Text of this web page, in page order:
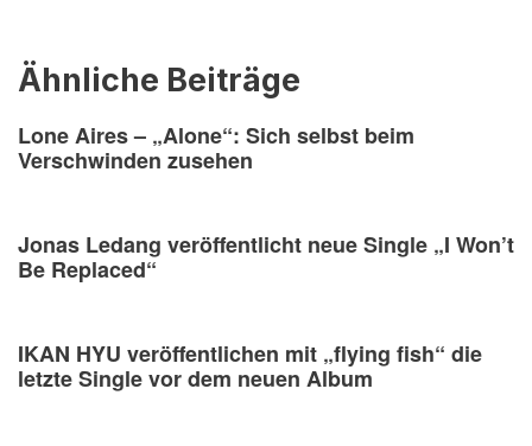
Ähnliche Beiträge
Lone Aires – „Alone“: Sich selbst beim
Verschwinden zusehen
Jonas Ledang veröffentlicht neue Single „I Won’t
Be Replaced“
IKAN HYU veröffentlichen mit „flying fish“ die
letzte Single vor dem neuen Album